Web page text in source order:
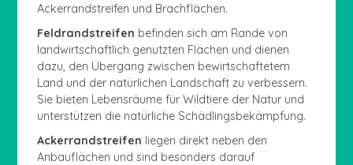
Ackerrandstreifen und Brachflächen.
Feldrandstreifen befinden sich am Rande von
landwirtschaftlich genutzten Flächen und dienen
dazu, den Übergang zwischen bewirtschaftetem
Land und der natürlichen Landschaft zu verbessern.
Sie bieten Lebensräume für Wildtiere der Natur und
unterstützen die natürliche Schädlingsbekämpfung.
Ackerrandstreifen liegen direkt neben den
Anbauflächen und sind besonders darauf